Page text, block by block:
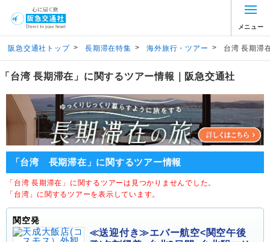
メニュー
阪急交通社トップ > 長期滞在特集 > 海外旅行・ツアー > 台湾 長期滞
「台湾 長期滞在」に関するツアー情報｜阪急交通社
「台湾 長期滞在」に関するツアー情報
「台湾 長期滞在」に関するツアーは見つかりませんでした。
「台湾」に関するツアーを表示しています。
関空発
≪送迎付き≫エバー航空<関空午後